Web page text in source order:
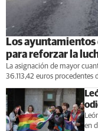
Los
para reforzar la
La asignación de mayor
36.113,42 euros procedentes
en